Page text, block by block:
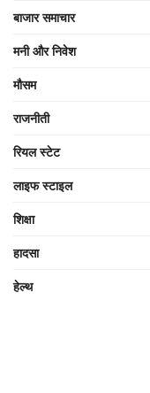
बाजार समाचार
मनी और निवेश
मौसम
राजनीती
रियल स्टेट
लाइफ स्टाइल
शिक्षा
हादसा
हेल्थ